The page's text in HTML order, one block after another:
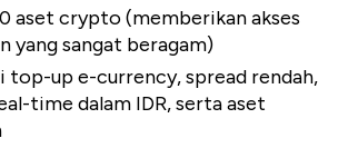
aset crypto (memberikan akses
yang sangat beragam)
up e-currency, spread rendah,
time dalam IDR, serta aset